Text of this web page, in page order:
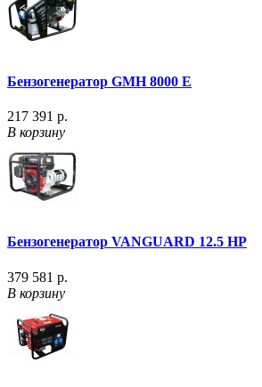
Бензогенератор GMH 8000 E
217 391 р.
В корзину
Бензогенератор VANGUARD 12.5 HP
379 581 р.
В корзину